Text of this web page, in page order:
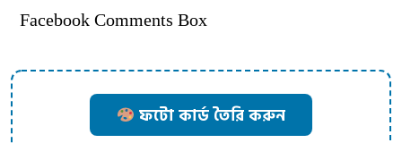
Facebook Comments Box
ফটো কার্ড তৈরি করুন